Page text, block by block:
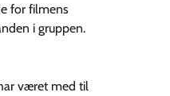
for filmens
i gruppen.
været med til